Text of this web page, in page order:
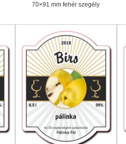
70×91 mm fehér szegély